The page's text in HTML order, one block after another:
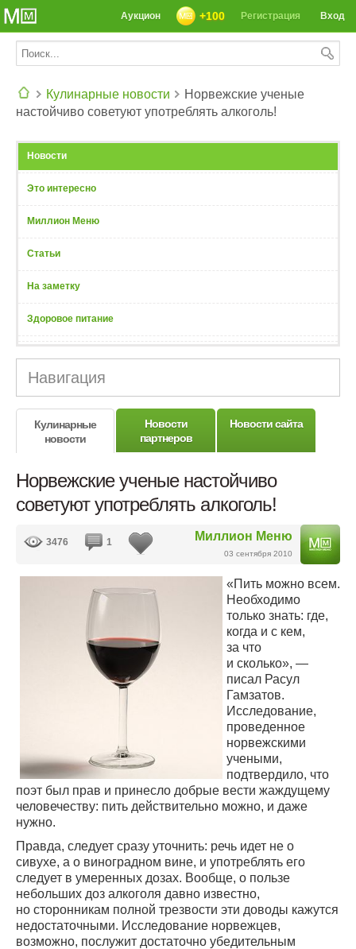
Вход
Регистрация
+100
Аукцион
Кулинарные новости
Норвежские ученые
настойчиво советуют употреблять алкоголь!
Новости
Это интересно
Миллион Меню
Статьи
На заметку
Здоровое питание
Навигация
Кулинарные
новости
Новости
партнеров
Новости сайта
Норвежские ученые настойчиво
советуют употреблять алкоголь!
Миллион Меню
03 сентября 2010
3476 1
«Пить можно всем.
Необходимо
только знать: где,
когда и с кем,
за что
и сколько», —
писал Расул
Гамзатов.
Исследование,
проведенное
норвежскими
учеными,
подтвердило, что
поэт был прав и принесло добрые вести жаждущему
человечеству: пить действительно можно, и даже
нужно.
Правда, следует сразу уточнить: речь идет не о
сивухе, а о виноградном вине, и употреблять его
следует в умеренных дозах. Вообще, о пользе
небольших доз алкоголя давно известно,
но сторонникам полной трезвости эти доводы кажутся
недостаточными. Исследование норвежцев,
возможно, послужит достаточно убедительным